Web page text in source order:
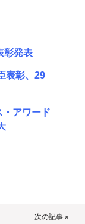
彰発表
表彰、29
・アワード
次の記事 »